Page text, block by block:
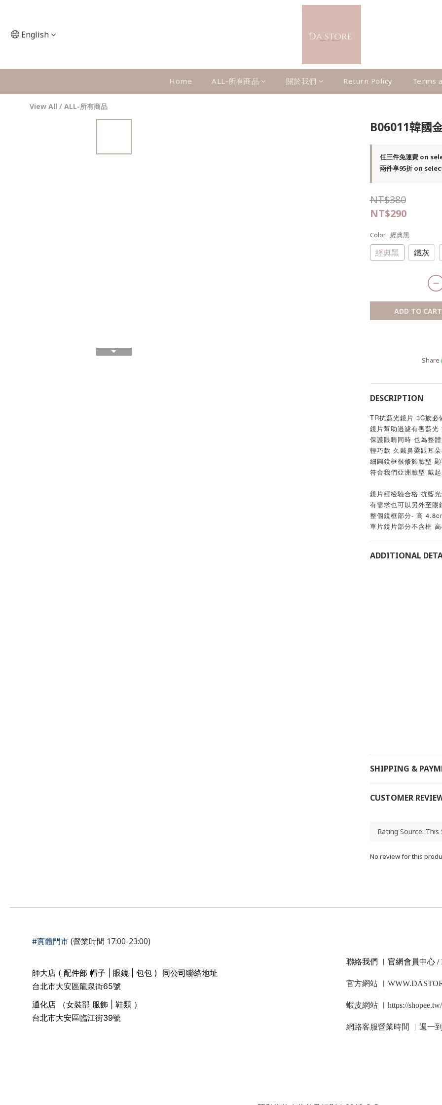
English
Home ALL-所有商品 關於我們 Return Policy Terms
View All / ALL-所有商品
B06011韓國
任三件免運費 on
兩件享95折 on
NT$380
NT$290
Color : 經典黑
經典黑 鐵灰
ADD TO CART
Share
DESCRIPTION
TR抗藍光鏡片 3C族必
鏡片幫助過濾有害藍光
保護眼睛同時 也為整
輕巧款 久戴鼻梁跟耳
細圓鏡框很修飾臉型
符合我們亞洲臉型 戴起
鏡片經檢驗合格 抗藍
有需求也可以另外至眼
整個鏡框部分- 高
單片鏡片部分不含框
ADDITIONAL
SHIPPING &
CUSTOMER
No review for this
#實體門市 (營業時間 17:00-23:00)
師大店 ( 配件部 帽子 | 眼鏡 | 包包 ) 同公司聯絡地址
台北市大安區龍泉街65號
通化店 （女裝部 服飾 | 鞋類 ）
台北市大安區臨江街39號
聯絡我們 ︳官網會員中心 /
官方網站
蝦皮網站 ︳https://
網路客服營業時間 ︳週一